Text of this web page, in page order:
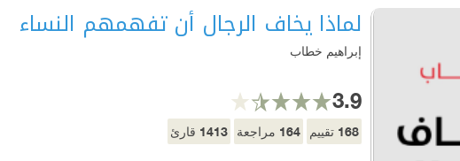
لماذا يخاف الرجال أن تفهمهم النساء
إبراهيم خطاب
3.9
168 تقييم 164 مراجعة 1413 قارئ